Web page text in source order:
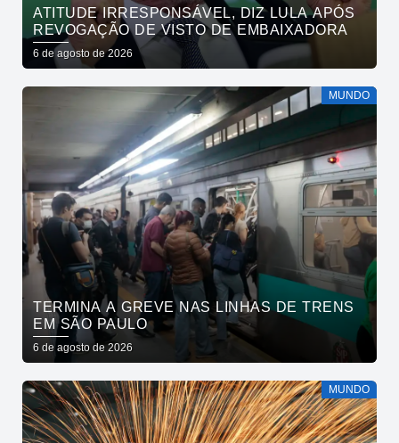
ATITUDE IRRESPONSÁVEL, DIZ LULA APÓS
REVOGAÇÃO DE VISTO DE EMBAIXADORA
6 de agosto de 2026
MUNDO
TERMINA A GREVE NAS LINHAS DE TRENS
EM SÃO PAULO
6 de agosto de 2026
MUNDO